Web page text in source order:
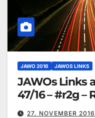
JAWO 2016 JAWOS LINKS
JAWOs Links
47/16 – #r2g –
27. NOVEMBER 2016